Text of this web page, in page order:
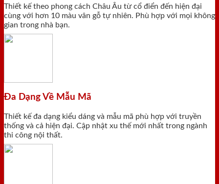
Thiết kế theo phong cách Châu Âu từ cổ điển đến hiện đại
cùng với hơn 10 màu vân gỗ tự nhiên. Phù hợp với mọi không
gian trong nhà bạn.
Đa Dạng Về Mẫu Mã
Thiết kế đa dạng kiểu dáng và mẫu mã phù hợp với truyền
thống và cả hiện đại. Cập nhật xu thế mới nhất trong ngành
thi công nội thất.